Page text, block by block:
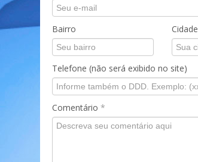
Bairro Cidade
Telefone (não será exibido no site)
Comentário *